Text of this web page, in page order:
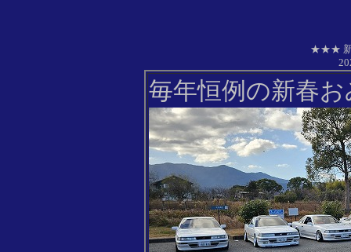
★★★ 新
毎年恒例の新春